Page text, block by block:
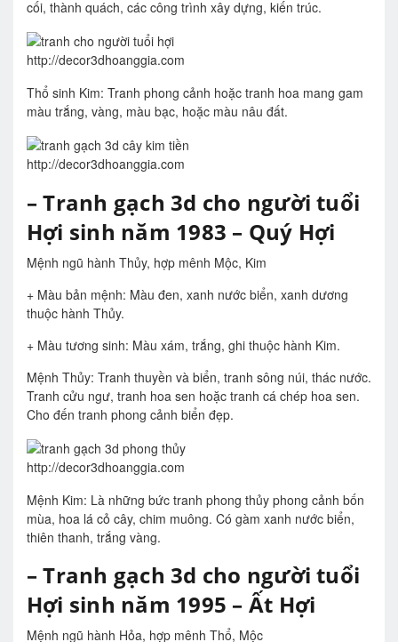
cối, thành quách, các công trình xây dựng, kiến trúc.
http://decor3dhoanggia.com
Thổ sinh Kim: Tranh phong cảnh hoặc tranh hoa mang gam
màu trắng, vàng, màu bạc, hoặc màu nâu đất.
http://decor3dhoanggia.com
– Tranh gạch 3d cho người tuổi
Hợi sinh năm 1983 – Quý Hợi
Mệnh ngũ hành Thủy, hợp mênh Mộc, Kim
+ Màu bản mệnh: Màu đen, xanh nước biển, xanh dương
thuộc hành Thủy.
+ Màu tương sinh: Màu xám, trắng, ghi thuộc hành Kim.
Mệnh Thủy: Tranh thuyền và biển, tranh sông núi, thác nước.
Tranh cửu ngư, tranh hoa sen hoặc tranh cá chép hoa sen.
Cho đến tranh phong cảnh biển đẹp.
http://decor3dhoanggia.com
Mệnh Kim: Là những bức tranh phong thủy phong cảnh bốn
mùa, hoa lá cỏ cây, chim muông. Có gàm xanh nước biển,
thiên thanh, trắng vàng.
– Tranh gạch 3d cho người tuổi
Hợi sinh năm 1995 – Ất Hợi
Mệnh ngũ hành Hỏa, hợp mênh Thổ, Mộc